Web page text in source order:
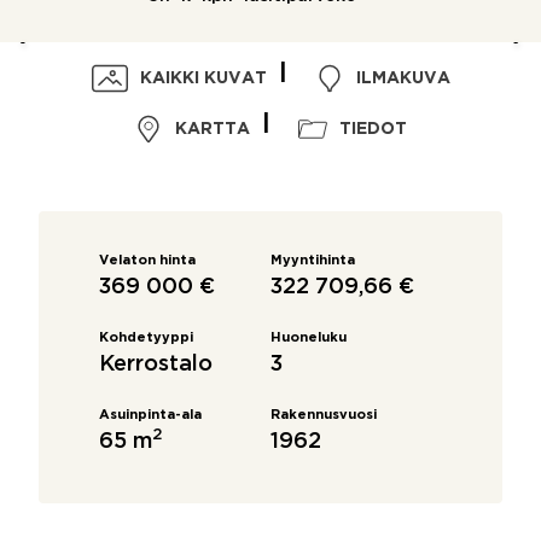
KAIKKI KUVAT ILMAKUVA
KARTTA TIEDOT
Velaton hinta
369 000 €
Myyntihinta
322 709,66 €
Kohdetyyppi
Kerrostalo
Huoneluku
3
Asuinpinta-ala
65 m2
Rakennusvuosi
1962